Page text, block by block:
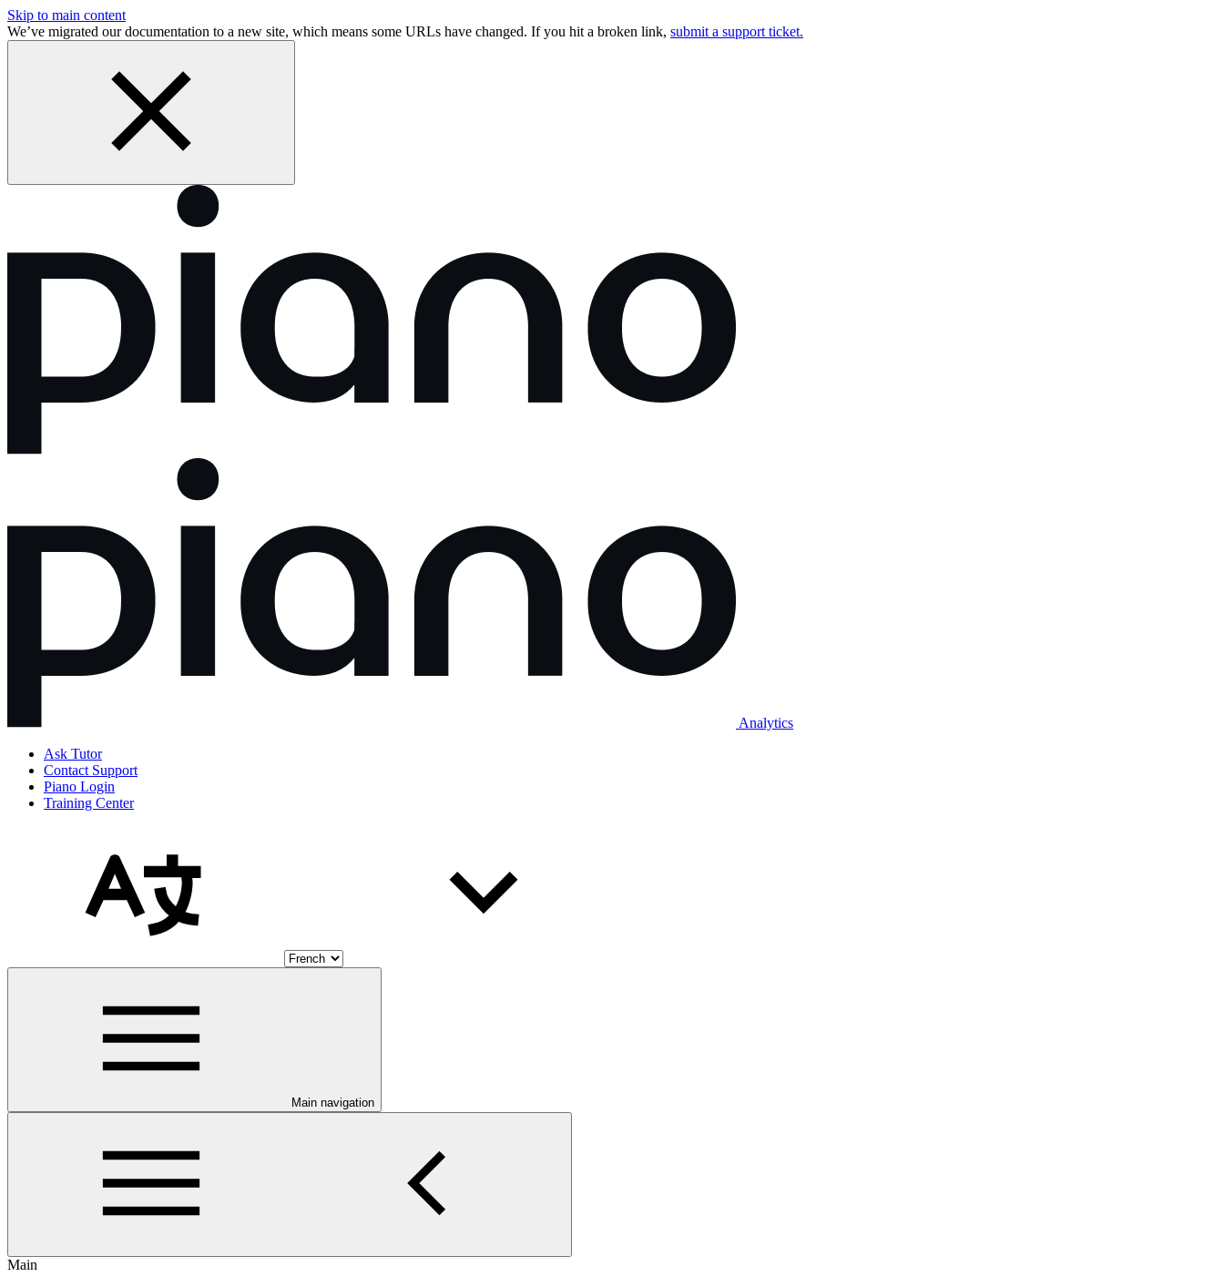
Skip to main content
We’ve migrated our documentation to a new site, which means some URLs have changed. If you hit a broken link, submit a support ticket.
Analytics
Ask Tutor
Contact Support
Piano Login
Training Center
Main navigation
Main